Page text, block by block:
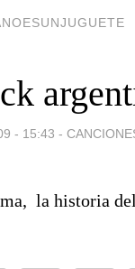
- 15:43 -
la historia